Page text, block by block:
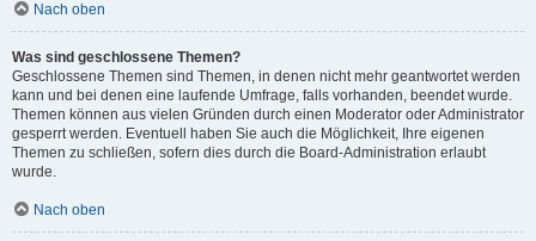
Nach oben
Was sind geschlossene Themen?
Geschlossene Themen sind Themen, in denen nicht mehr geantwortet werden
kann und bei denen eine laufende Umfrage, falls vorhanden, beendet wurde.
Themen können aus vielen Gründen durch einen Moderator oder Administrator
gesperrt werden. Eventuell haben Sie auch die Möglichkeit, Ihre eigenen
Themen zu schließen, sofern dies durch die Board-Administration erlaubt
wurde.
Nach oben